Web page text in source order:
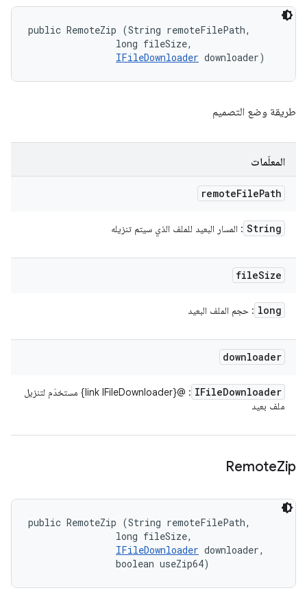
public RemoteZip (String remoteFilePath,
                long fileSize,
IFileDownloader downloader)
طريقة وضع التصميم
المعلَمات
remoteFilePath
String : المسار البعيد للملف الذي سيتم تنزيله
fileSize
long : حجم الملف البعيد
downloader
IFileDownloader
: @{link IFileDownloader} مستخدَم لتنزيل
ملف بعيد
RemoteZip
public RemoteZip (String remoteFilePath,
                long fileSize,
IFileDownloader downloader,
                boolean useZip64)